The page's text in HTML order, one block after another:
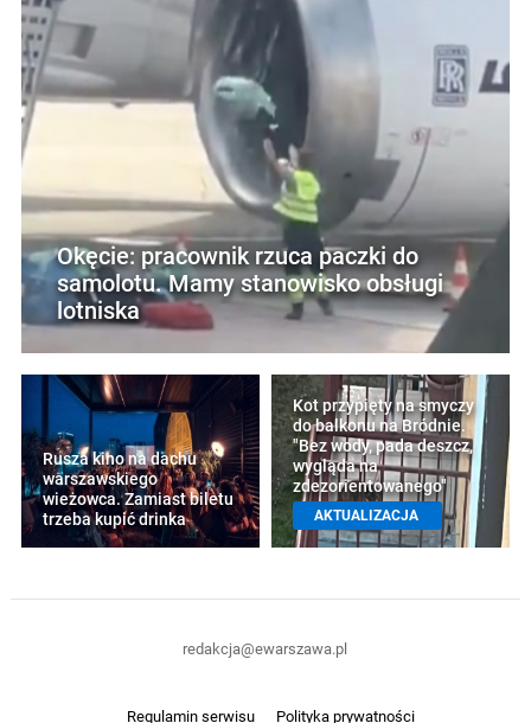
Okęcie: pracownik rzuca paczki do
samolotu. Mamy stanowisko obsługi
lotniska
Rusza kino na dachu
warszawskiego
wieżowca. Zamiast biletu
trzeba kupić drinka
Kot przypięty na smyczy
do balkonu na Bródnie.
"Bez wody, pada deszcz,
wygląda na
zdezorientowanego"
AKTUALIZACJA
Regulamin serwisu Polityka prywatności
redakcja@ewarszawa.pl